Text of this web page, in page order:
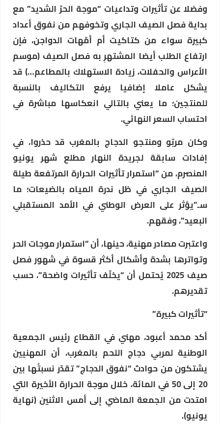
وفضلا عن تأثيرات وتداعيات “موجة الحرّ الشديد” مع
بداية فصل الصيف الجاري وتخوفهم من نفوق أعداد
كبيرة سواء من كتاكيت أم أمّهات الدواجن، فإن
ارتفاع الطلب أيضا المشتهرِ به فصل الصيف (موسم
الأعراس والحفلات، زيادة الاستهلاك بالمطاعم…) قد
يشكل عاملا إضافيا يرفع التكاليف بالنسبة
للمنتجين؛ ما يعني بالتالي انعكاسها مباشرة في
احتساب السعر النهائي.
وكان مربّو ومنتجو الدجاج بالمغرب قد حذروا، في
إفادات سابقة لجريدة النهار مطلع شهر يونيو
المنصرم، من “استمرار تأثيرات الحرارة المرتفعة طيلة
الصيف الجاري في ظل ندرة المياه بالضيعات؛ ما
سـ”يؤثر على العرض الوطني في الأمد المستقبلي
البعيد”، وفقهم.
واعتبرت مصادر مهنية، حينها، أن “استمرار موجات الحر
وتواترها بشدة وأشكال أكثر قسوة في شهور فصل
صيف 2025 يُحتمل أن “يخلّف تأثيرات واضحة”، حسب
تقديرهم.
“تأثيرات كبيرة”
أكد محمد أعبود، مهني في القطاع رئيس الجمعية
الوطنية لمربي دجاج اللحم بالمغرب، أن المهنيين
يشتكون من حوادث “نفوق الدجاج” تقدّر نسبتُها بين
20 إلى 50 في المائة، خلال موجة الحرارة الأخيرة التي
امتدت من الجمعة الماضي إلى أمس الاثنين (نهاية
يونيو).